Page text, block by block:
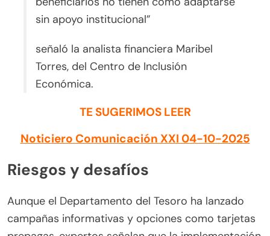
sin apoyo institucional”
señaló la analista financiera Maribel
Torres, del Centro de Inclusión
Económica.
TE SUGERIMOS LEER
Noticiero Comunicación XXI 04-10-2025
Riesgos y desafíos
Aunque el Departamento del Tesoro ha lanzado
campañas informativas y opciones como tarjetas